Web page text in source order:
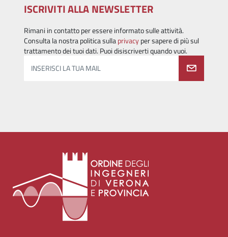
ISCRIVITI ALLA NEWSLETTER
Rimani in contatto per essere informato sulle attività.
Consulta la nostra politica sullaprivacyper sapere di più sul
trattamento dei tuoi dati. Puoi disiscriverti quando vuoi.
INSERISCI LA TUA MAIL